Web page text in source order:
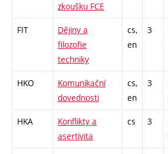
zkoušku FCE
FIT
Dějiny a
filozofie
techniky
cs,
en
3
HKO
Komunikační
dovednosti
cs,
en
3
HKA
Konflikty a
asertivita
cs 3